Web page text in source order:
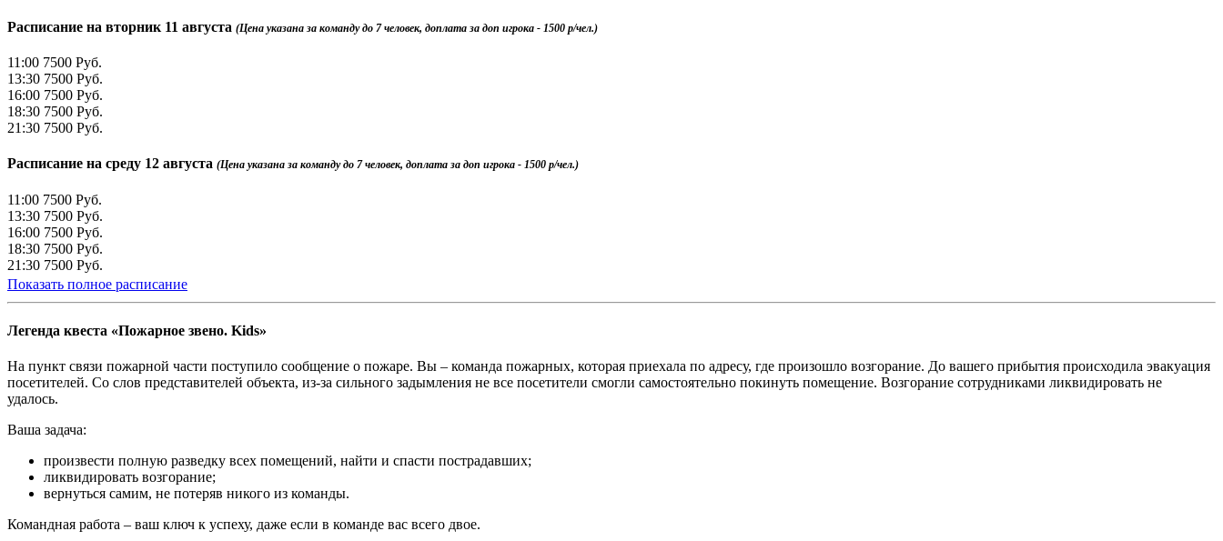
Расписание на вторник 11 августа (Цена указана за команду до 7 человек, доплата за доп игрока - 1500 р/чел.)
11:00 7500 Руб.
13:30 7500 Руб.
16:00 7500 Руб.
18:30 7500 Руб.
21:30 7500 Руб.
Расписание на среду 12 августа (Цена указана за команду до 7 человек, доплата за доп игрока - 1500 р/чел.)
11:00 7500 Руб.
13:30 7500 Руб.
16:00 7500 Руб.
18:30 7500 Руб.
21:30 7500 Руб.
Показать полное расписание
Легенда квеста «Пожарное звено. Kids»
На пункт связи пожарной части поступило сообщение о пожаре. Вы – команда пожарных, которая приехала по адресу, где произошло возгорание. До вашего прибытия происходила эвакуация
посетителей. Со слов представителей объекта, из-за сильного задымления не все посетители смогли самостоятельно покинуть помещение. Возгорание сотрудниками ликвидировать не
удалось.
Ваша задача:
произвести полную разведку всех помещений, найти и спасти пострадавших;
ликвидировать возгорание;
вернуться самим, не потеряв никого из команды.
Командная работа – ваш ключ к успеху, даже если в команде вас всего двое.